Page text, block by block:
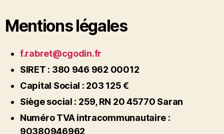
Mentions légales
f.rabret@cgodin.fr
SIRET : 380 946 962 00012
Capital Social : 203 125 €
Siège social : 259, RN 20 45770 Saran
Numéro TVA intracommunautaire :
90380946962